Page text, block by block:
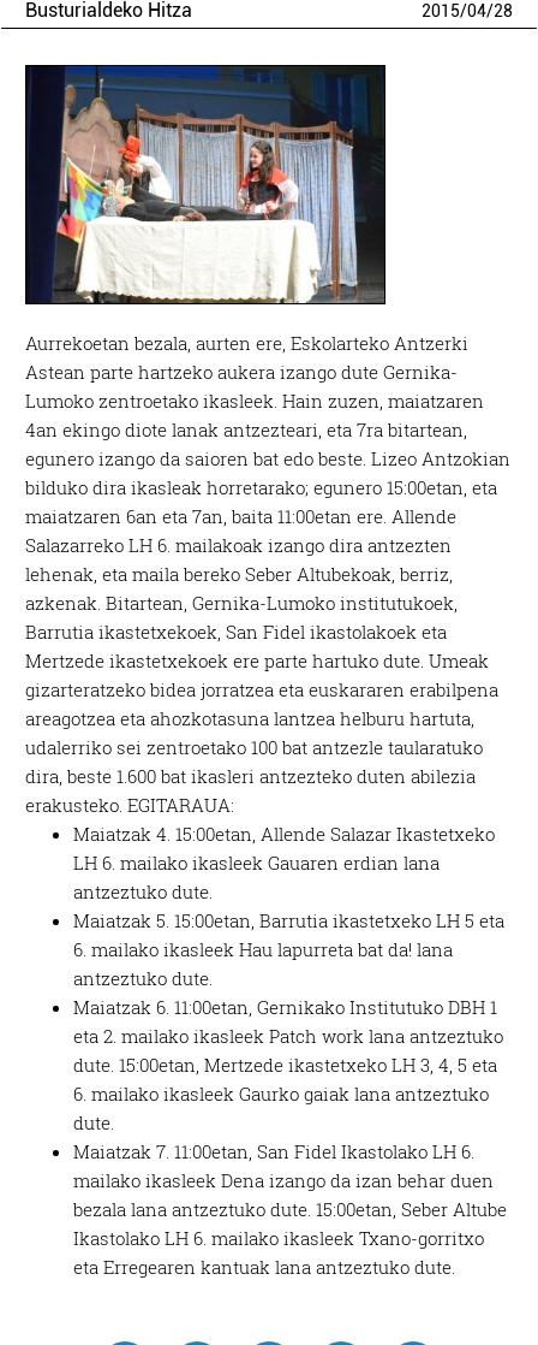
Busturialdeko Hitza 2015/04/28
Aurrekoetan bezala, aurten ere, Eskolarteko Antzerki
Astean parte hartzeko aukera izango dute Gernika-
Lumoko zentroetako ikasleek. Hain zuzen, maiatzaren
4an ekingo diote lanak antzezteari, eta 7ra bitartean,
egunero izango da saioren bat edo beste. Lizeo Antzokian
bilduko dira ikasleak horretarako; egunero 15:00etan, eta
maiatzaren 6an eta 7an, baita 11:00etan ere. Allende
Salazarreko LH 6. mailakoak izango dira antzezten
lehenak, eta maila bereko Seber Altubekoak, berriz,
azkenak. Bitartean, Gernika-Lumoko institutukoek,
Barrutia ikastetxekoek, San Fidel ikastolakoek eta
Mertzede ikastetxekoek ere parte hartuko dute. Umeak
gizarteratzeko bidea jorratzea eta euskararen erabilpena
areagotzea eta ahozkotasuna lantzea helburu hartuta,
udalerriko sei zentroetako 100 bat antzezle taularatuko
dira, beste 1.600 bat ikasleri antzezteko duten abilezia
erakusteko. EGITARAUA:
Maiatzak 4. 15:00etan, Allende Salazar Ikastetxeko
LH 6. mailako ikasleek Gauaren erdian lana
antzeztuko dute.
Maiatzak 5. 15:00etan, Barrutia ikastetxeko LH 5 eta
6. mailako ikasleek Hau lapurreta bat da! lana
antzeztuko dute.
Maiatzak 6. 11:00etan, Gernikako Institutuko DBH 1
eta 2. mailako ikasleek Patch work lana antzeztuko
dute. 15:00etan, Mertzede ikastetxeko LH 3, 4, 5 eta
6. mailako ikasleek Gaurko gaiak lana antzeztuko
dute.
Maiatzak 7. 11:00etan, San Fidel Ikastolako LH 6.
mailako ikasleek Dena izango da izan behar duen
bezala lana antzeztuko dute. 15:00etan, Seber Altube
Ikastolako LH 6. mailako ikasleek Txano-gorritxo
eta Erregearen kantuak lana antzeztuko dute.